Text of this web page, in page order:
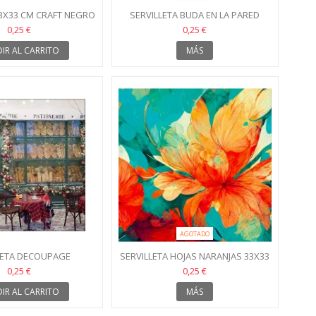
CM CRAFT NEGRO
DE PATA DE...
0,25 €
AL CARRITO
SERVILLETA BUDA EN LA PARED
0,25 €
MÁS
DECOUPAGE
KUKI 33X33
0,25 €
AL CARRITO
AGOTADO
SERVILLETA HOJAS NARANJAS 33X33
0,25 €
MÁS